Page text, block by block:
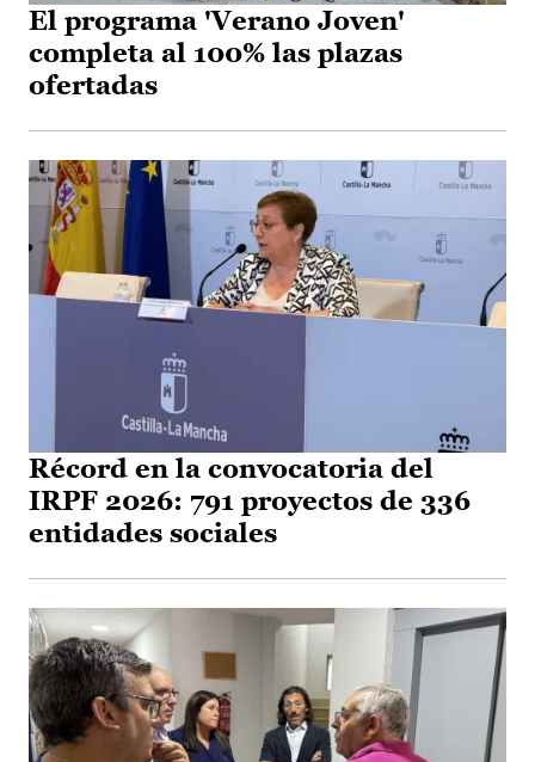
El programa 'Verano Joven'
completa al 100% las plazas
ofertadas
Récord en la convocatoria del
IRPF 2026: 791 proyectos de 336
entidades sociales